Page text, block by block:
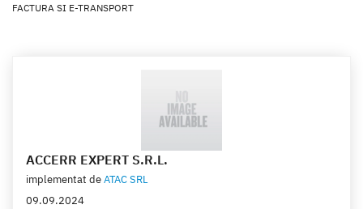
FACTURA SI E-TRANSPORT
ACCERR EXPERT S.R.L.
implementat deATAC SRL
09.09.2024